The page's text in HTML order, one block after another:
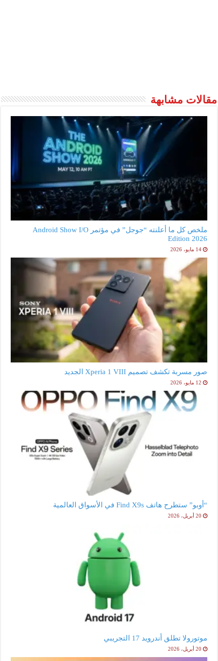
مقالات مشابهة
ملخص كل ما أعلنته “جوجل” في مؤتمر Android Show I/O
Edition 2026
14 مايو، 2026
صور مسربة تكشف تصميم Xperia 1 VIII الجديد
12 مايو، 2026
“أوبو” ستطرح هاتف Find X9s في الأسواق العالمية
20 أبريل، 2026
موتورولا تطلق أندرويد 17 التجريبي
20 أبريل، 2026